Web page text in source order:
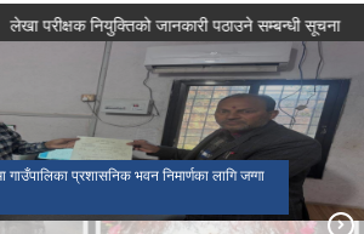
परीक्षक नियुक्तिको जानकारी पठाउने सम्बन्धी सूचना
गाउँपालिका प्रशासनिक भवन निमार्णका लागि जग्गा